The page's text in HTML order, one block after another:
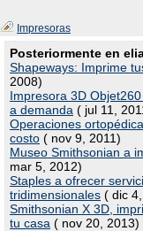
Impresoras
Posteriormente en
Shapeways: Imprime
2008)
Impresora 3D
a demanda ( jul 11,
Operaciones
costo ( nov 9, 2011)
Museo Smithsonian a
mar 5, 2012)
Staples a ofrecer
tridimensionales ( dic
Smithsonian X 3D,
tu casa ( nov 20, 2013)